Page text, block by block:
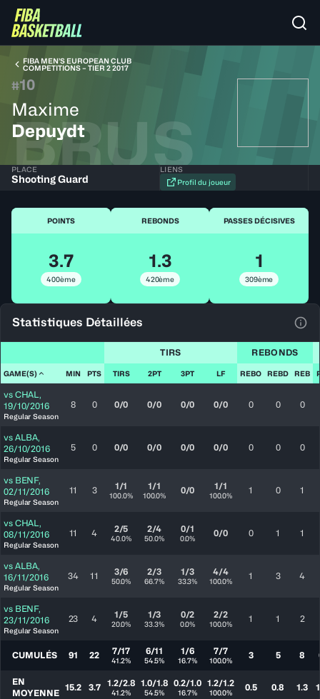
FIBA MEN’S EUROPEAN CLUB
COMPETITIONS – TIER 2 2017
#10
Maxime
Depuydt
BRUS
PLACE
Shooting Guard
LIENS
Profil du joueur
POINTS
3.7
400ème
REBONDS
1.3
420ème
PASSES DÉCISIVES
1
309ème
Statistiques Détaillées
TIRS REBONDS
GAME(S) MIN PTS TIRS 2PT 3PT LF REBO REBD REB
vs CHAL,
19/10/2016
Regular Season
8 0 0/0 0/0 0/0 0/0 0 0 0
vs ALBA,
26/10/2016
Regular Season
5 0 0/0 0/0 0/0 0/0 0 0 0
vs BENF,
02/11/2016
Regular Season
11 3 1/1
100.0%
1/1
100.0% 0/0 1/1
100.0% 1 0 1
vs CHAL,
08/11/2016
Regular Season
11 4 2/5
40.0%
2/4
50.0%
0/1
0.0% 0/0 0 1 1
vs ALBA,
16/11/2016
Regular Season
34 11 3/6
50.0%
2/3
66.7%
1/3
33.3%
4/4
100.0% 1 3 4
vs BENF,
23/11/2016
Regular Season
23 4 1/5
20.0%
1/3
33.3%
0/2
0.0%
2/2
100.0% 1 1 2
CUMULÉS 91 22 7/17
41.2%
6/11
54.5%
1/6
16.7%
7/7
100.0% 3 5 8
EN
MOYENNE
15.2 3.7 1.2/2.8
41.2%
1.0/1.8
54.5%
0.2/1.0
16.7%
1.2/1.2
100.0% 0.5 0.8 1.3